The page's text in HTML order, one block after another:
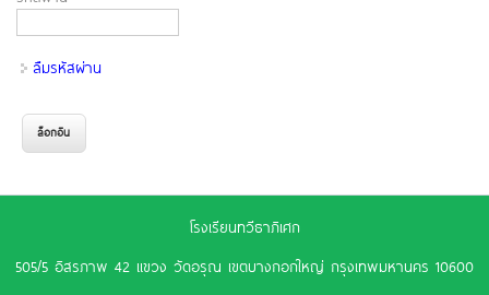
ลืมรหัสผ่าน
โรงเรียนทวีธาภิเศก
505/5 อิสรภาพ 42 แขวง วัดอรุณ เขตบางกอกใหญ่ กรุงเทพมหานคร 10600